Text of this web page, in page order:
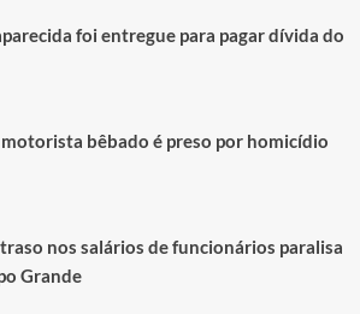
foi entregue para pagar dívida do
bêbado é preso por homicídio
nos salários de funcionários paralisa
Grande